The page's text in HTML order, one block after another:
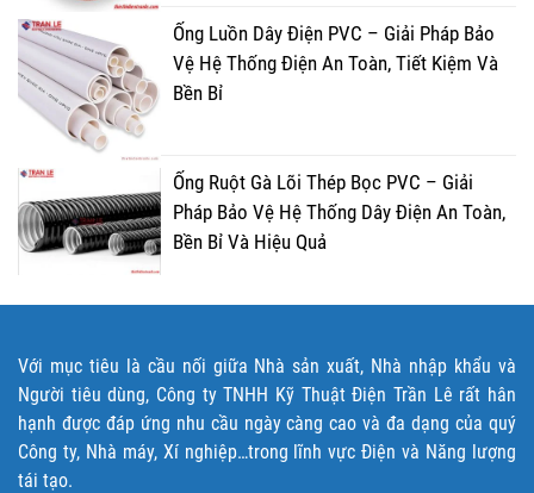
Ống Luồn Dây Điện PVC – Giải Pháp Bảo
Vệ Hệ Thống Điện An Toàn, Tiết Kiệm Và
Bền Bỉ
Ống Ruột Gà Lõi Thép Bọc PVC – Giải
Pháp Bảo Vệ Hệ Thống Dây Điện An Toàn,
Bền Bỉ Và Hiệu Quả
Với mục tiêu là cầu nối giữa Nhà sản xuất, Nhà nhập khẩu và
Người tiêu dùng, Công ty TNHH Kỹ Thuật Điện Trần Lê rất hân
hạnh được đáp ứng nhu cầu ngày càng cao và đa dạng của quý
Công ty, Nhà máy, Xí nghiệp…trong lĩnh vực Điện và Năng lượng
tái tạo.